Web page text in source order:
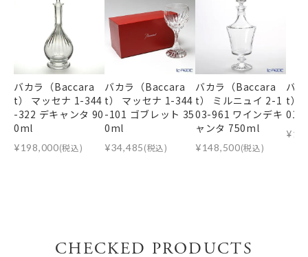
バカラ（Baccara
t） マッセナ 1-344
-322 デキャンタ 90
0ml
¥198,000(税込)
バカラ（Baccara
t） マッセナ 1-344
-101 ゴブレット 35
0ml
¥34,485(税込)
バカラ（Baccara
t） ミルニュイ 2-1
03-961 ワインデキ
ャンタ 750ml
¥148,500(税込)
バ
t）
01-
¥
CHECKED PRODUCTS